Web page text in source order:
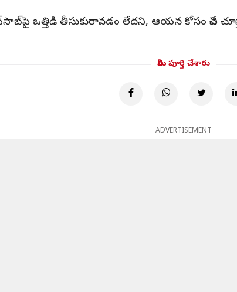
ఒత్తిడి తీసుకురావడం లేదని, ఆయన కోసం వేచి
మీరు పూర్తి చేశారు
ADVERTISEMENT